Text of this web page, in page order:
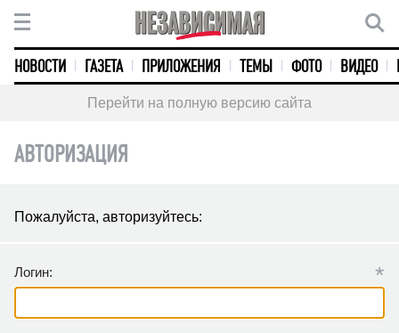
НОВОСТИ ГАЗЕТА ПРИЛОЖЕНИЯ ТЕМЫ ФОТО ВИДЕО
Перейти на полную версию сайта
АВТОРИЗАЦИЯ
Пожалуйста, авторизуйтесь:
Логин: *